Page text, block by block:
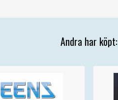
Andra har köpt: